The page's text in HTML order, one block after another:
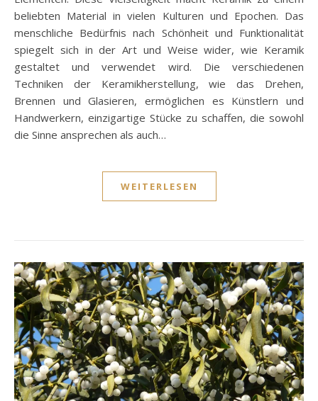
beliebten Material in vielen Kulturen und Epochen. Das
menschliche Bedürfnis nach Schönheit und Funktionalität
spiegelt sich in der Art und Weise wider, wie Keramik
gestaltet und verwendet wird. Die verschiedenen
Techniken der Keramikherstellung, wie das Drehen,
Brennen und Glasieren, ermöglichen es Künstlern und
Handwerkern, einzigartige Stücke zu schaffen, die sowohl
die Sinne ansprechen als auch…
WEITERLESEN